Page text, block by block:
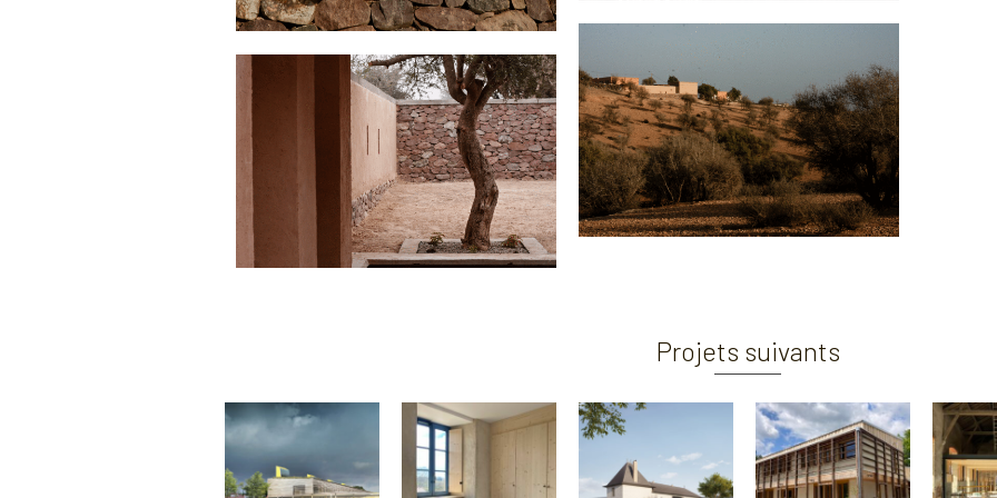
Projets suivants
Le groupe scolaire
Yves Perron
Résidence Valérie
L’école et ALSH de
Rochechouart
La Maison de
l’Énergie